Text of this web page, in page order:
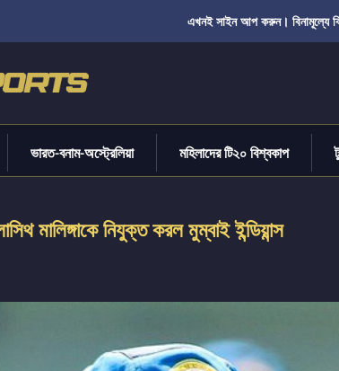
এখনই সাইন আপ করুন। বিনামূল্যে
ভারত-বনাম-অস্ট্রেলিয়া মহিলাদের টি২০ বিশ্বকাপ
মালিঙ্গাকে নিযুক্ত করল মুম্বাই ইন্ডিয়ান্স